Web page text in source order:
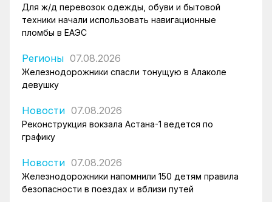
Для ж/д перевозок одежды, обуви и бытовой
техники начали использовать навигационные
пломбы в ЕАЭС
Регионы 07.08.2026
Железнодорожники спасли тонущую в Алаколе
девушку
Новости 07.08.2026
Реконструкция вокзала Астана-1 ведется по
графику
Новости 07.08.2026
Железнодорожники напомнили 150 детям правила
безопасности в поездах и вблизи путей